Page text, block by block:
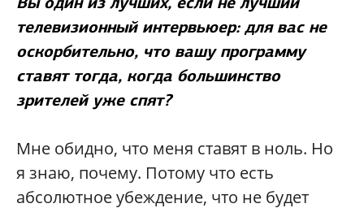
телевизионный интервьюер: для вас не
оскорбительно, что вашу программу
ставят тогда, когда большинство
зрителей уже спят?
Мне обидно, что меня ставят в ноль. Но
я знаю, почему. Потому что есть
абсолютное убеждение, что не будет